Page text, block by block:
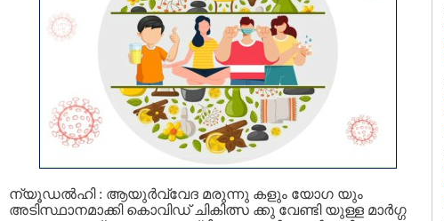
ന്യൂഡൽഹി : ആയുര്‍വ്വേദ മരുന്നു കളും യോഗ യും
അടിസ്ഥാനമാക്കി കൊവിഡ് ചികിത്സ ക്കു വേണ്ടി യുള്ള മാര്‍ഗ്ഗ